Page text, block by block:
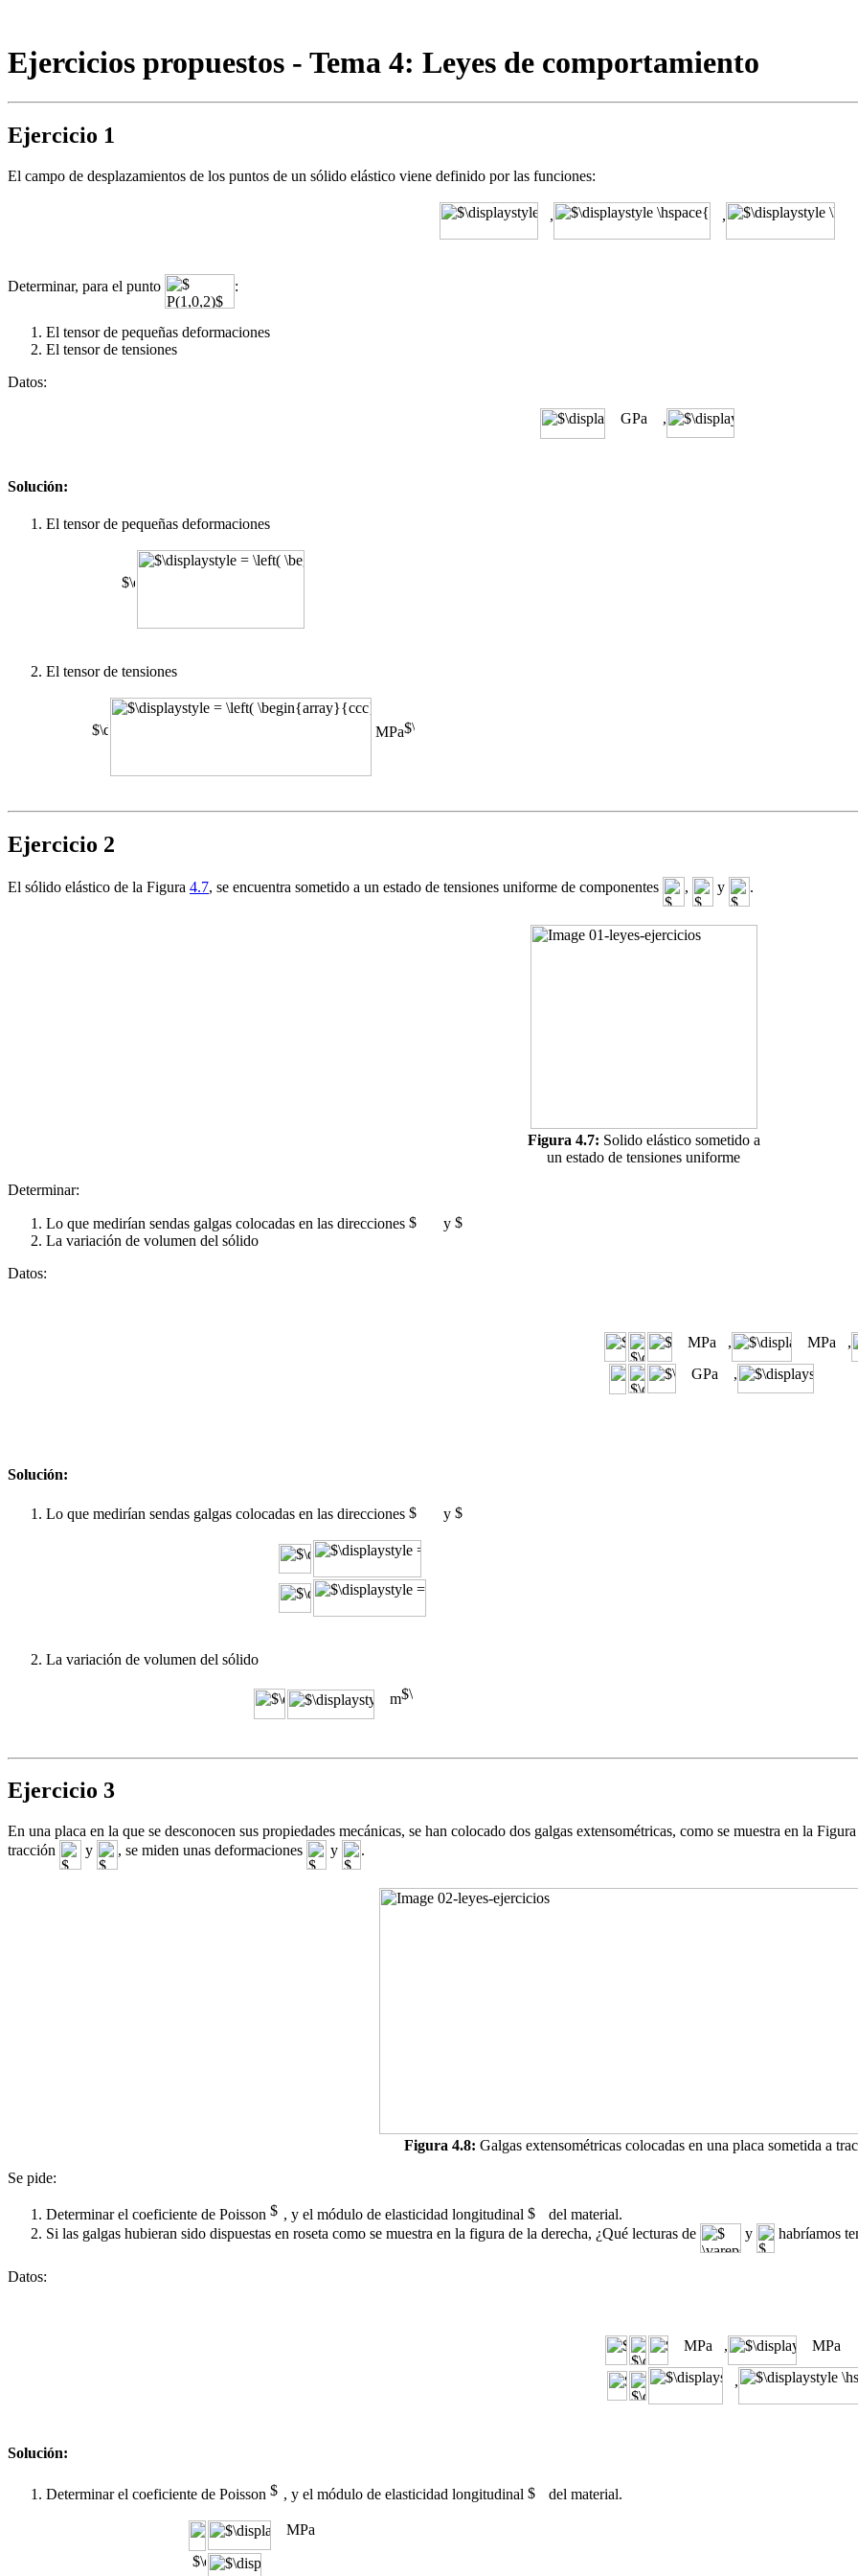
Ejercicios propuestos - Tema 4: Leyes de comportamiento
Ejercicio 1
El campo de desplazamientos de los puntos de un sólido elástico viene definido por las funciones:
, ,
Determinar, para el punto :
El tensor de pequeñas deformaciones
El tensor de tensiones
Datos:
GPa ,
Solución:
El tensor de pequeñas deformaciones
El tensor de tensiones
MPa
Ejercicio 2
El sólido elástico de la Figura 4.7, se encuentra sometido a un estado de tensiones uniforme de componentes , y .
Figura 4.7: Solido elástico sometido a
un estado de tensiones uniforme
Determinar:
Lo que medirían sendas galgas colocadas en las direcciones
y
La variación de volumen del sólido
Datos:
MPa ,
MPa ,
GPa ,
Solución:
Lo que medirían sendas galgas colocadas en las direcciones y
La variación de volumen del sólido
m
Ejercicio 3
En una placa en la que se desconocen sus propiedades mecánicas, se han colocado dos galgas extensométricas, como se muestra en la
tracción
y , se miden unas deformaciones y .
Figura 4.8: Galgas extensométricas colocadas en una placa sometida a
Se pide:
Determinar el coeficiente de Poisson , y el módulo de elasticidad longitudinal
del material.
Si las galgas hubieran sido dispuestas en roseta como se muestra en la figura de la derecha, ¿Qué lecturas de
y habríamos
Datos:
MPa , MPa
,
Solución:
Determinar el coeficiente de Poisson , y el módulo de elasticidad longitudinal del material.
MPa